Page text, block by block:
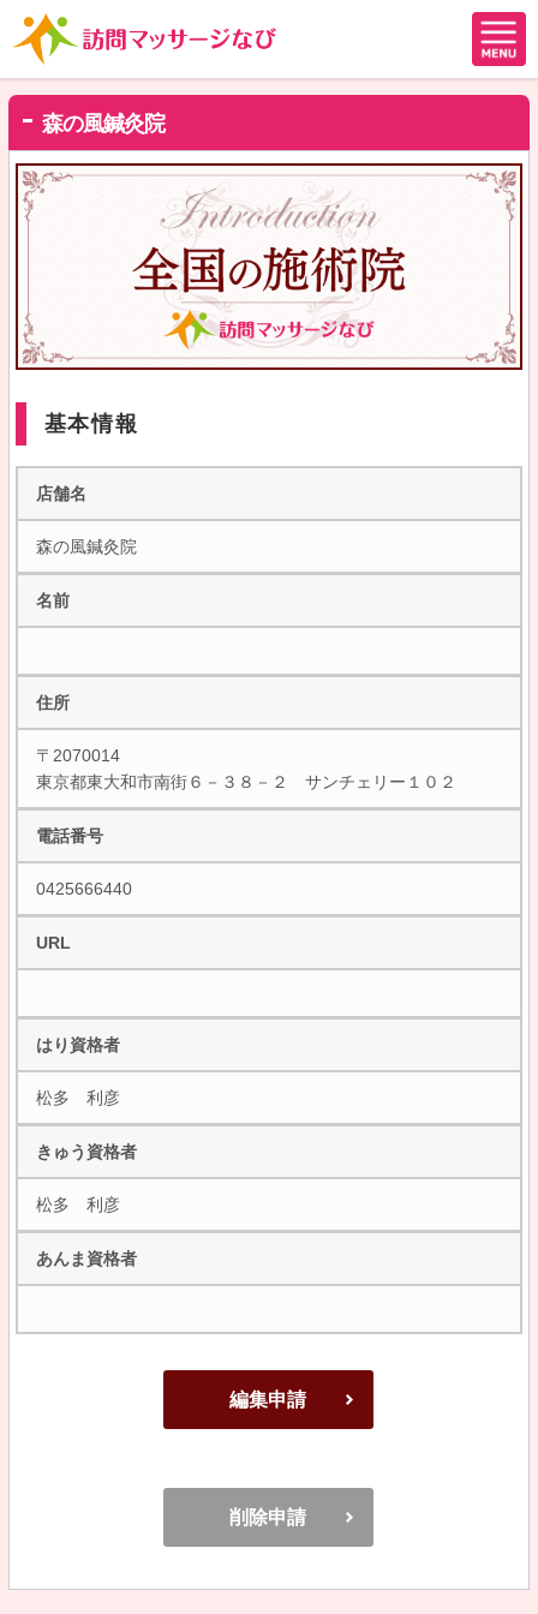
森の風鍼灸院
基本情報
店舗名
森の風鍼灸院
名前
住所
〒2070014
東京都東大和市南街６－３８－２ サンチェリー１０２
電話番号
0425666440
URL
はり資格者
松多 利彦
きゅう資格者
松多 利彦
あんま資格者
編集申請
削除申請